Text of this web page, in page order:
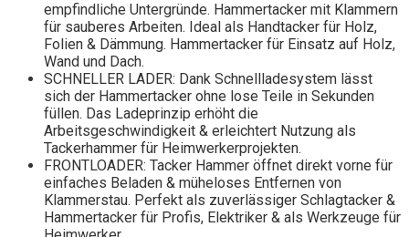
empfindliche Untergründe. Hammertacker mit Klammern
für sauberes Arbeiten. Ideal als Handtacker für Holz,
Folien & Dämmung. Hammertacker für Einsatz auf Holz,
Wand und Dach.
SCHNELLER LADER: Dank Schnellladesystem lässt
sich der Hammertacker ohne lose Teile in Sekunden
füllen. Das Ladeprinzip erhöht die
Arbeitsgeschwindigkeit & erleichtert Nutzung als
Tackerhammer für Heimwerkerprojekten.
FRONTLOADER: Tacker Hammer öffnet direkt vorne für
einfaches Beladen & müheloses Entfernen von
Klammerstau. Perfekt als zuverlässiger Schlagtacker &
Hammertacker für Profis, Elektriker & als Werkzeuge für